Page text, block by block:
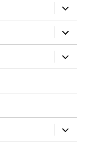
anzeigen
anzeigen
anzeigen
anzeigen